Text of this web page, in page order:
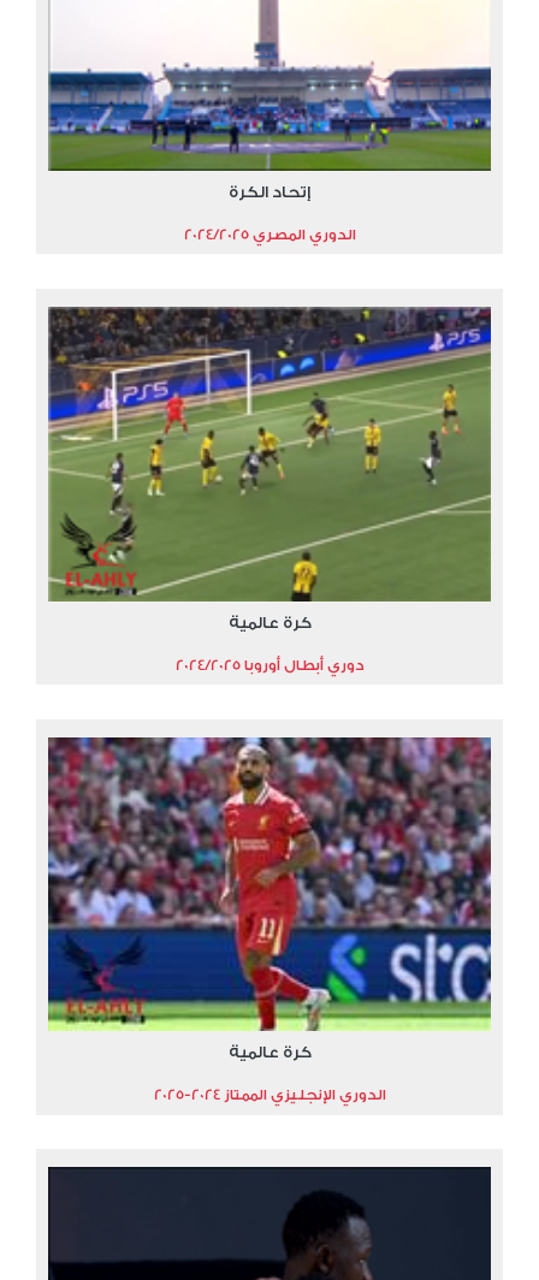
إتحاد الكرة
الدوري المصري 2024/2025
كرة عالمية
دوري أبطال أوروبا 2024/2025
كرة عالمية
الدوري الإنجليزي الممتاز 2024-2025